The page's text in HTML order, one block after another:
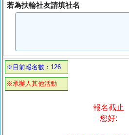
若為扶輪社友請填社名
※目前報名數：126
※承辦人其他活動
報名截止
您好: